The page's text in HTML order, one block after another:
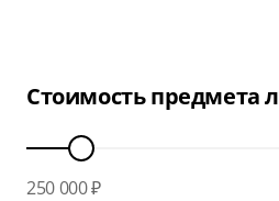
Стоимость предмета
250 000 ₽